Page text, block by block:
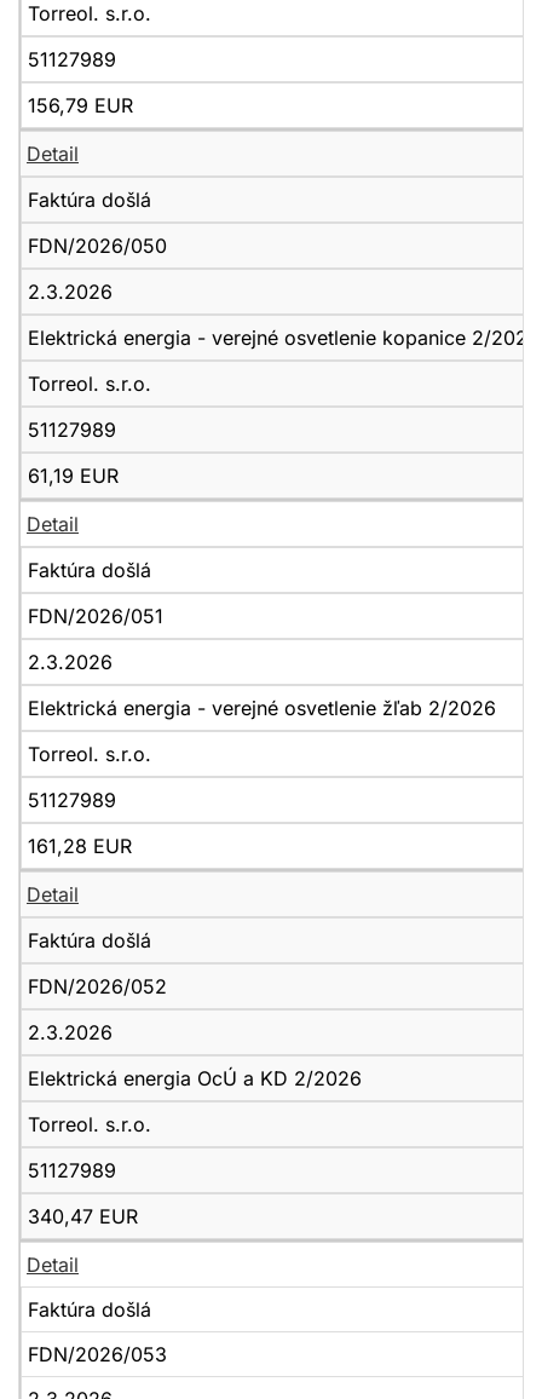
Torreol. s.r.o.
51127989
156,79 EUR
Detail
Faktúra došlá
FDN/2026/050
2.3.2026
Elektrická energia - verejné osvetlenie kopanice 2/2026
Torreol. s.r.o.
51127989
61,19 EUR
Detail
Faktúra došlá
FDN/2026/051
2.3.2026
Elektrická energia - verejné osvetlenie žľab 2/2026
Torreol. s.r.o.
51127989
161,28 EUR
Detail
Faktúra došlá
FDN/2026/052
2.3.2026
Elektrická energia OcÚ a KD 2/2026
Torreol. s.r.o.
51127989
340,47 EUR
Detail
Faktúra došlá
FDN/2026/053